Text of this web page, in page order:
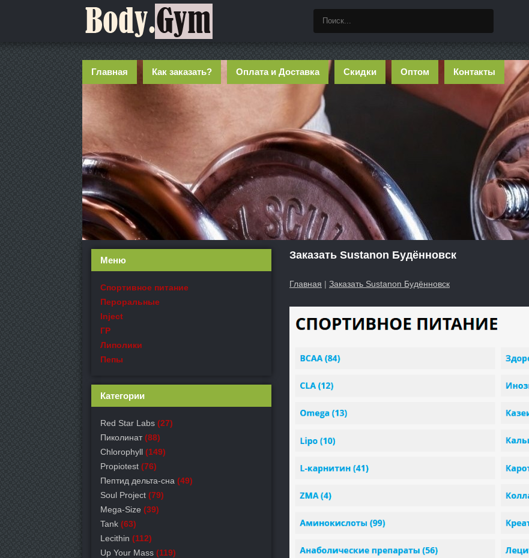
Главная Как заказать? Оплата и Доставка Скидки Оптом Контакты
Заказать Sustanon Будённовск
Главная | Заказать Sustanon Будённовск
Меню
Спортивное питание
Пероральные
Inject
ГР
Липолики
Пепы
Категории
Red Star Labs (27)
Пиколинат (88)
Chlorophyll (149)
Propiotest (76)
Пептид дельта-сна (49)
Soul Project (79)
Mega-Size (39)
Tank (63)
Lecithin (112)
Up Your Mass (119)